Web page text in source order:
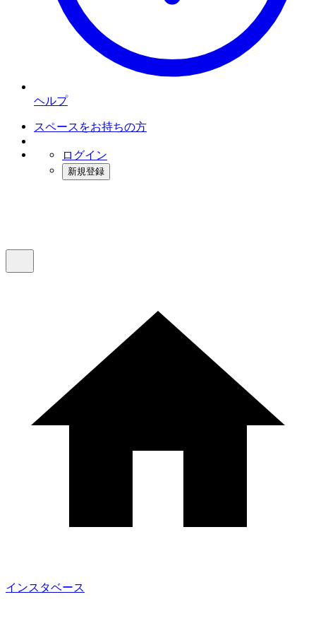
ヘルプ
スペースをお持ちの方
ログイン
新規登録
インスタベース